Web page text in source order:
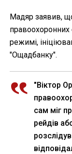
Мадяр заявив,
правоохоронних
режимі,
"Ощадбанку".
"Віктор
сам міг
рейдів